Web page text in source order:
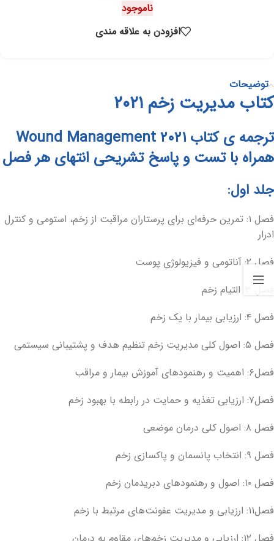
ناموجود
افزودن به علاقه مندی
توضیحات
کتاب مدیریت زخم ۲۰۲۱
ترجمه ی کتاب Wound Management ۲۰۲۱
همراه با تست و پاسخ تشریحی انتهای هر فصل
جلد اول:
فصل ۱: تمرین حرفه‌ای برای پرستاران مراقبت از زخم، استومی و کنترل
ادرار
فصل ۲: آناتومی و فیزیولوژی پوست
فصل ۴: ارزیابی بیمار با یک زخم
فصل ۵: اصول کلی مدیریت زخم تنظیم هدف و پشتیبانی سیستمی
فصل۶: اهمیت و رهنمودهای آموزش بیمار و مراقب
فصل۷: ارزیابی تغذیه و حمایت در رابطه با بهبود زخم
فصل ۸: اصول کلی درمان موضعی
فصل ۹: انتخاب پانسمان و پاکسازی زخم
فصل ۱۰: اصول و رهنمودهای دبریدمان زخم
فصل۱۱: ارزیابی و مدیریت عفونت‌های مرتبط با زخم